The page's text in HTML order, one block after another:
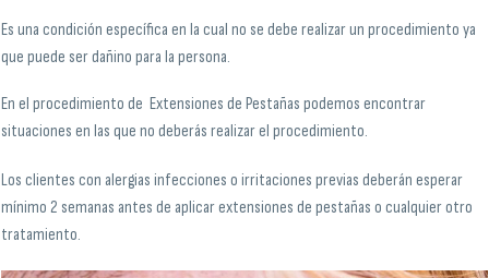
Es una condición específica en la cual no se debe realizar un procedimiento ya
que puede ser dañino para la persona.
En el procedimiento de Extensiones de Pestañas podemos encontrar
situaciones en las que no deberás realizar el procedimiento.
Los clientes con alergias infecciones o irritaciones previas deberán esperar
mínimo 2 semanas antes de aplicar extensiones de pestañas o cualquier otro
tratamiento.